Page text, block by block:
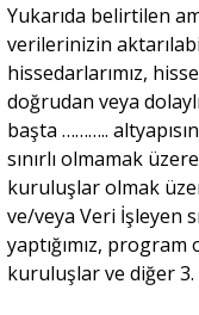
Yukarıda belirtilen
verilerinizin
hissedarlarımız,
doğrudan veya
başta ………..
sınırlı olmamak
kuruluşlar olmak
ve/veya Veri İşleyen
yaptığımız,
kuruluşlar ve diğer